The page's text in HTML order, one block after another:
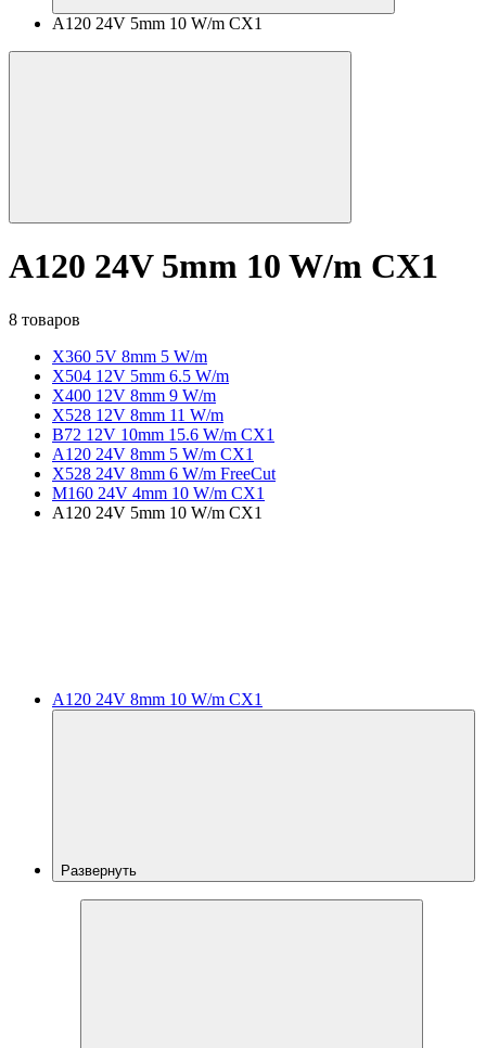
A120 24V 5mm 10 W/m CX1
A120 24V 5mm 10 W/m CX1
8 товаров
X360 5V 8mm 5 W/m
X504 12V 5mm 6.5 W/m
X400 12V 8mm 9 W/m
X528 12V 8mm 11 W/m
B72 12V 10mm 15.6 W/m CX1
A120 24V 8mm 5 W/m CX1
X528 24V 8mm 6 W/m FreeCut
M160 24V 4mm 10 W/m CX1
A120 24V 5mm 10 W/m CX1
A120 24V 8mm 10 W/m CX1
Развернуть